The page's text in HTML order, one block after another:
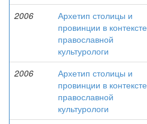
2006
Архетип столицы и
провинции в контексте
православной
культурологи
2006
Архетип столицы и
провинции в контексте
православной
культурологи